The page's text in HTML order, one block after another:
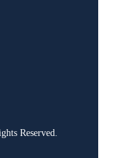
Reserved.